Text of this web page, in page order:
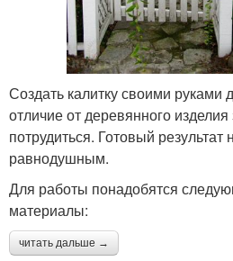
Создать калитку своими руками
отличие от деревянного
потрудиться. Готовый результат
равнодушным.
Для работы понадобятся
материалы:
читать дальше →